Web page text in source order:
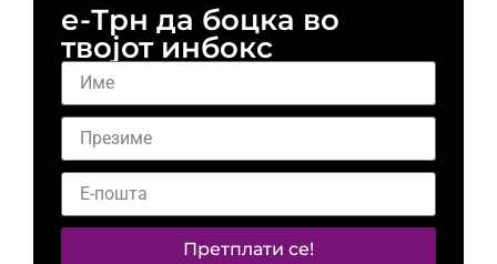
е-Трн да боцка во
твојот инбокс
Претплати се!